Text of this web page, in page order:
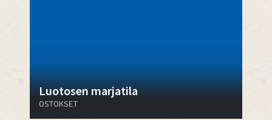
Luotosen marjatila
OSTOKSET